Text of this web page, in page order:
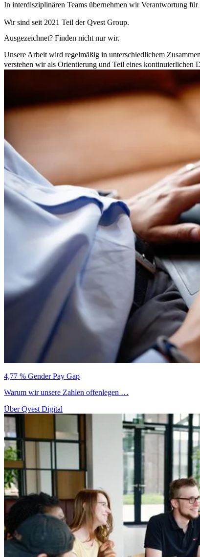
In interdisziplinären Teams übernehmen wir Verantwortung
Wir sind seit 2021 Teil der Qvest Group.
Ausgezeichnet? Finden nicht nur wir.
Unsere Arbeit wird regelmäßig in unterschiedlichem
verstehen wir als Orientierung und Teil eines kontinuierlichen
4,77 % Gender Pay Gap
Warum wir unsere Zahlen offenlegen …
Über Qvest Digital